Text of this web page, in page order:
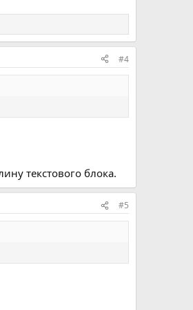
#4
текстового блока.
#5